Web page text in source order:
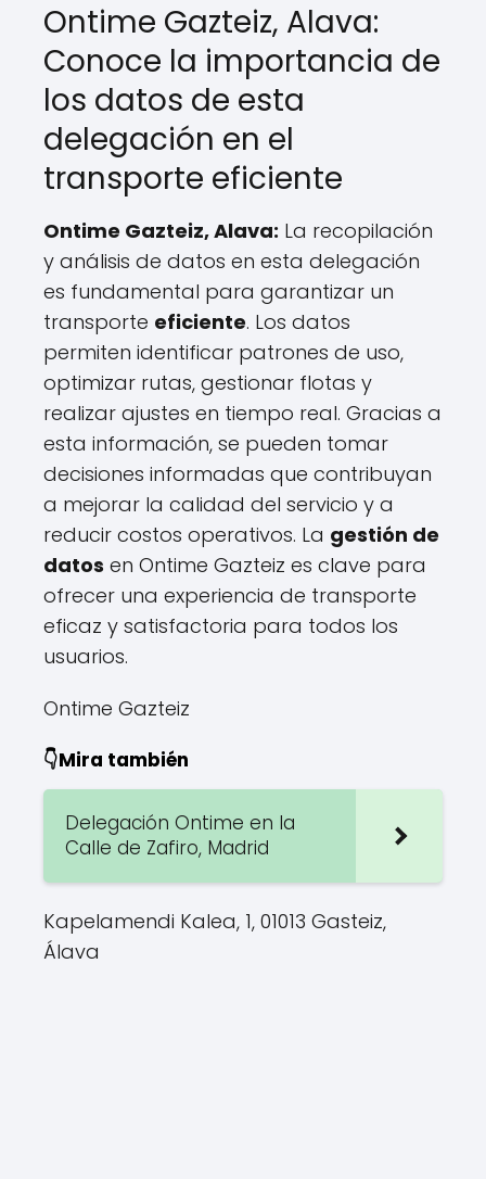
Ontime Gazteiz, Alava:
Conoce la importancia de
los datos de esta
delegación en el
transporte eficiente
Ontime Gazteiz, Alava: La recopilación
y análisis de datos en esta delegación
es fundamental para garantizar un
transporte eficiente. Los datos
permiten identificar patrones de uso,
optimizar rutas, gestionar flotas y
realizar ajustes en tiempo real. Gracias a
esta información, se pueden tomar
decisiones informadas que contribuyan
a mejorar la calidad del servicio y a
reducir costos operativos. La gestión de
datos en Ontime Gazteiz es clave para
ofrecer una experiencia de transporte
eficaz y satisfactoria para todos los
usuarios.
Ontime Gazteiz
👇Mira también
Delegación Ontime en la
Calle de Zafiro, Madrid
Kapelamendi Kalea, 1, 01013 Gasteiz,
Álava